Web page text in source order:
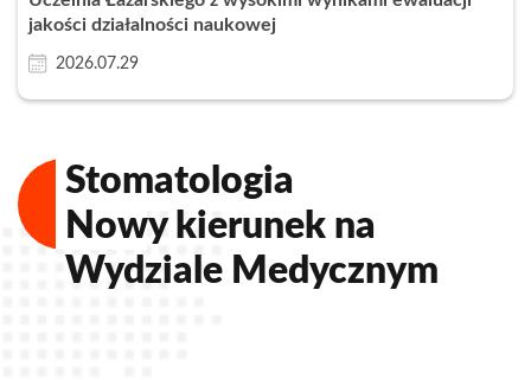
jakości działalności naukowej
2026.07.29
Stomatologia
Nowy kierunek na
Wydziale Medycznym